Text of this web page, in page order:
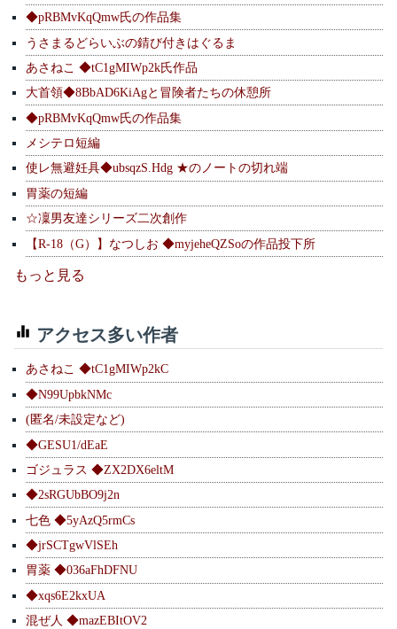
◆pRBMvKqQmw氏の作品集
うさまるどらいぶの錆び付きはぐるま
あさねこ ◆tC1gMIWp2k氏作品
大首領◆8BbAD6KiAgと冒険者たちの休憩所
◆pRBMvKqQmw氏の作品集
メシテロ短編
使レ無避妊具◆ubsqzS.Hdg ★のノートの切れ端
胃薬の短編
☆凜男友達シリーズ二次創作
【R-18（G）】なつしお ◆myjeheQZSoの作品投下所
もっと見る
アクセス多い作者
あさねこ ◆tC1gMIWp2kC
◆N99UpbkNMc
(匿名/未設定など)
◆GESU1/dEaE
ゴジュラス ◆ZX2DX6eltM
◆2sRGUbBO9j2n
七色 ◆5yAzQ5rmCs
◆jrSCTgwVlSEh
胃薬 ◆036aFhDFNU
◆xqs6E2kxUA
混ぜ人 ◆mazEBItOV2